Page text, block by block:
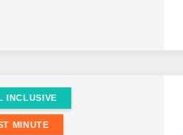
INCLUSIVE
MINUTE